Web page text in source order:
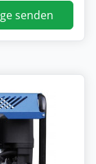
senden